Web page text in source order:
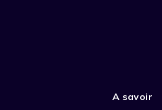
A savoir